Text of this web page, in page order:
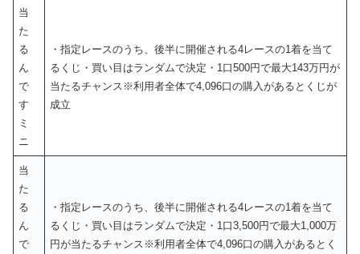
当
た
る
ん
で
す
ミ
ニ
・指定レースのうち、後半に開催される4レースの1着を当て
るくじ・買い目はランダムで決定・1口500円で最大143万円が
当たるチャンス※利用者全体で4,096口の購入があるとくじが
成立
当
た
る
ん
で
・指定レースのうち、後半に開催される4レースの1着を当て
るくじ・買い目はランダムで決定・1口3,500円で最大1,000万
円が当たるチャンス※利用者全体で4,096口の購入があるとく